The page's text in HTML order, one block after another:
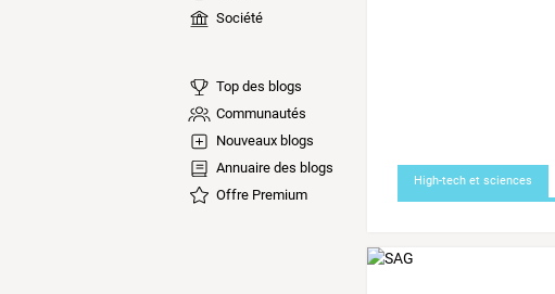
Société
Top des blogs
Communautés
Nouveaux blogs
Annuaire des blogs
Offre Premium
High-tech et sciences